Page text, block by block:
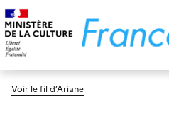
Voir le fil d’Ariane